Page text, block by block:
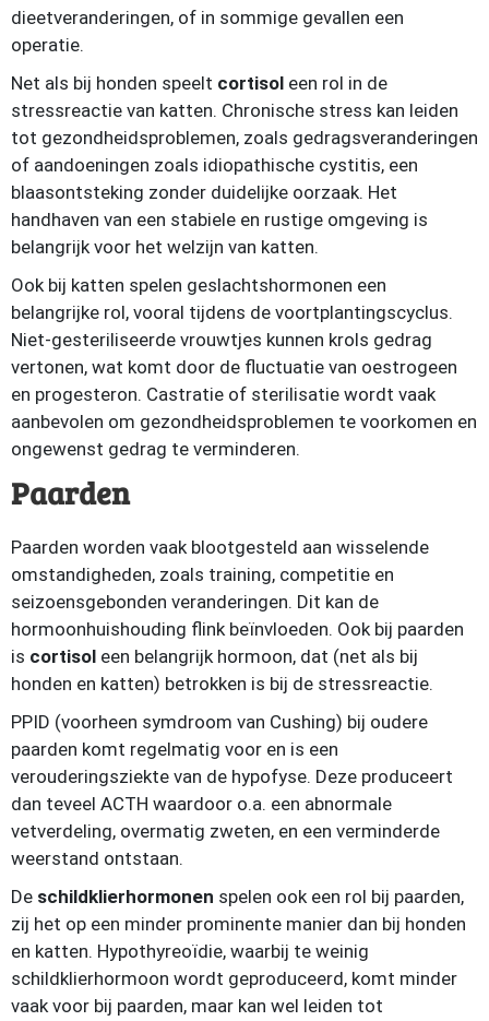
dieetveranderingen, of in sommige gevallen een
operatie.
Net als bij honden speelt cortisol een rol in de
stressreactie van katten. Chronische stress kan leiden
tot gezondheidsproblemen, zoals gedragsveranderingen
of aandoeningen zoals idiopathische cystitis, een
blaasontsteking zonder duidelijke oorzaak. Het
handhaven van een stabiele en rustige omgeving is
belangrijk voor het welzijn van katten.
Ook bij katten spelen geslachtshormonen een
belangrijke rol, vooral tijdens de voortplantingscyclus.
Niet-gesteriliseerde vrouwtjes kunnen krols gedrag
vertonen, wat komt door de fluctuatie van oestrogeen
en progesteron. Castratie of sterilisatie wordt vaak
aanbevolen om gezondheidsproblemen te voorkomen en
ongewenst gedrag te verminderen.
Paarden
Paarden worden vaak blootgesteld aan wisselende
omstandigheden, zoals training, competitie en
seizoensgebonden veranderingen. Dit kan de
hormoonhuishouding flink beïnvloeden. Ook bij paarden
is cortisol een belangrijk hormoon, dat (net als bij
honden en katten) betrokken is bij de stressreactie.
PPID (voorheen symdroom van Cushing) bij oudere
paarden komt regelmatig voor en is een
verouderingsziekte van de hypofyse. Deze produceert
dan teveel ACTH waardoor o.a. een abnormale
vetverdeling, overmatig zweten, en een verminderde
weerstand ontstaan.
De schildklierhormonen spelen ook een rol bij paarden,
zij het op een minder prominente manier dan bij honden
en katten. Hypothyreoïdie, waarbij te weinig
schildklierhormoon wordt geproduceerd, komt minder
vaak voor bij paarden, maar kan wel leiden tot